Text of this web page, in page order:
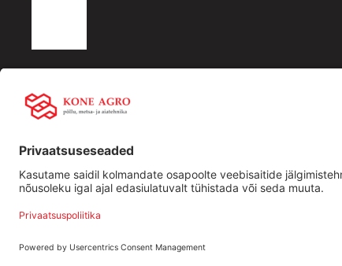
Registrikood: 16532288
Männiku tee 104, 11216,Tallinn
+372 506 2352
SEB